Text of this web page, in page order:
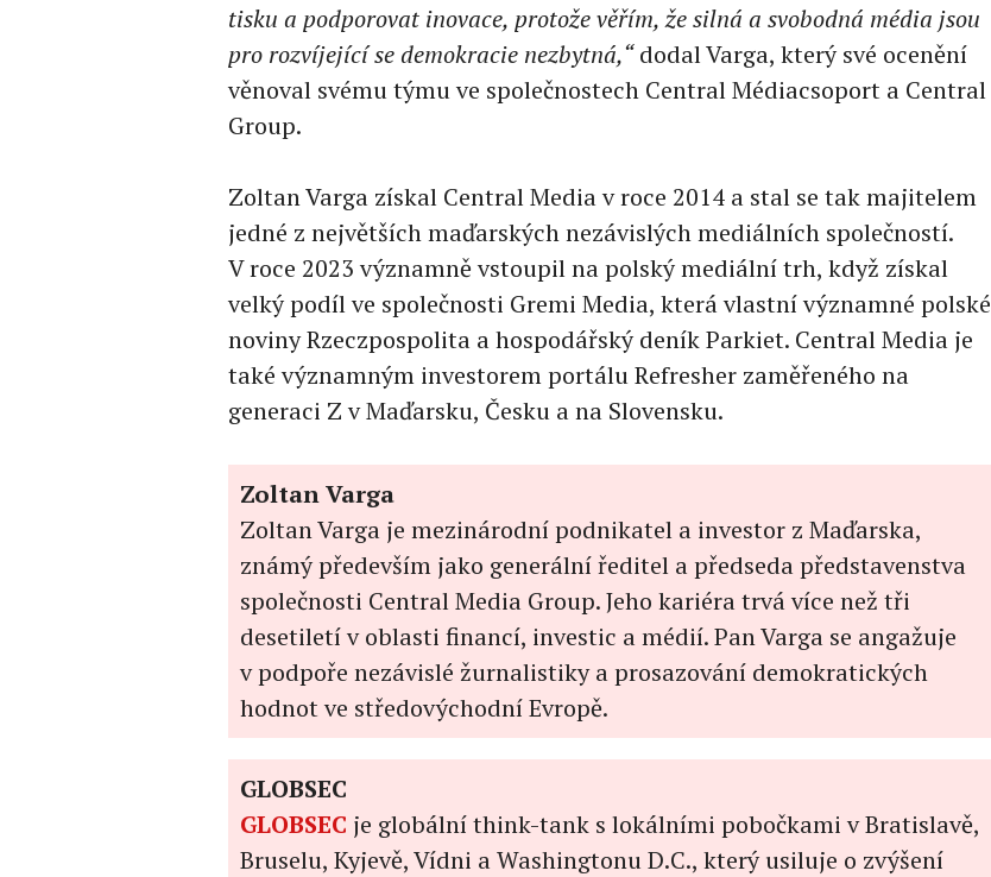
tisku a podporovat inovace, protože věřím, že silná a svobodná média jsou
pro rozvíjející se demokracie nezbytná,“dodal Varga, který své ocenění
věnoval svému týmu ve společnostech Central Médiacsoport a Central
Group.
Zoltan Varga získal Central Media v roce 2014 a stal se tak majitelem
jedné z největších maďarských nezávislých mediálních společností.
V roce 2023 významně vstoupil na polský mediální trh, když získal
velký podíl ve společnosti Gremi Media, která vlastní významné polské
noviny Rzeczpospolita a hospodářský deník Parkiet. Central Media je
také významným investorem portálu Refresher zaměřeného na
generaci Z v Maďarsku, Česku a na Slovensku.
Zoltan Varga
Zoltan Varga je mezinárodní podnikatel a investor z Maďarska,
známý především jako generální ředitel a předseda představenstva
společnosti Central Media Group. Jeho kariéra trvá více než tři
desetiletí v oblasti financí, investic a médií. Pan Varga se angažuje
v podpoře nezávislé žurnalistiky a prosazování demokratických
hodnot ve středovýchodní Evropě.
GLOBSEC
GLOBSEC je globální think-tank s lokálními pobočkami v Bratislavě,
Bruselu, Kyjevě, Vídni a Washingtonu D.C., který usiluje o zvýšení